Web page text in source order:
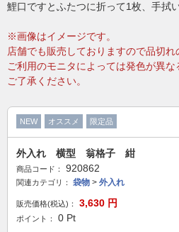
鯉口ですとふたつに折って1枚、手拭
※画像はイメージです。
店舗でも販売しておりますので品切れ
ご利用のモニタによっては発色が異な
ご了承ください。
NEW オススメ 限定品
外入れ 横型 翁格子 紺
商品コード： 920862
関連カテゴリ： 袋物 > 外入れ
販売価格(税込)： 3,630 円
ポイント： 0 Pt